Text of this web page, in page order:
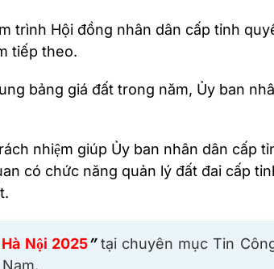
trình Hội đồng nhân dân cấp tỉnh
tiếp theo.
bảng giá đất trong năm, Ủy ban
nhiệm giúp Ủy ban nhân dân cấp
có chức năng quản lý đất đai cấp
Nội 2025”tại chuyên mục Tin